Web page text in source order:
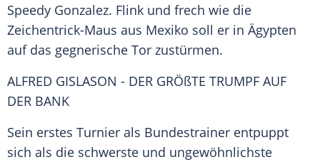
Speedy Gonzalez. Flink und frech wie die
Zeichentrick-Maus aus Mexiko soll er in Ägypten
auf das gegnerische Tor zustürmen.
ALFRED GISLASON - DER GRÖßTE TRUMPF AUF
DER BANK
Sein erstes Turnier als Bundestrainer entpuppt
sich als die schwerste und ungewöhnlichste